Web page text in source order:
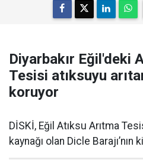
Diyarbakır Eğil'deki
Tesisi atıksuyu
koruyor
DİSKİ, Eğil Atıksu Arıtma
kaynağı olan Dicle